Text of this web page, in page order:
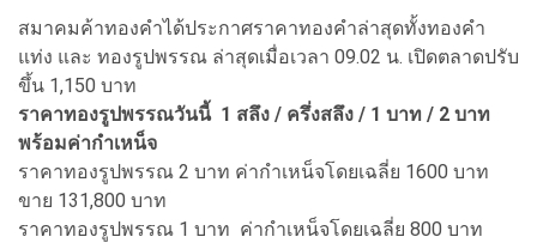
สมาคมค้าทองคำได้ประกาศราคาทองคำล่าสุดทั้งทองคำ
แท่ง และ ทองรูปพรรณ ล่าสุดเมื่อเวลา 09.02 น. เปิดตลาดปรับ
ขึ้น 1,150 บาท
ราคาทองรูปพรรณวันนี้ 1 สลึง / ครึ่งสลึง / 1 บาท / 2 บาท
พร้อมค่ากำเหน็จ
ราคาทองรูปพรรณ 2 บาท ค่ากำเหน็จโดยเฉลี่ย 1600 บาท
ขาย 131,800 บาท
ราคาทองรูปพรรณ 1 บาท ค่ากำเหน็จโดยเฉลี่ย 800 บาท